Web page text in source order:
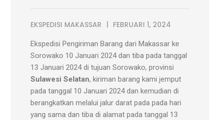
EKSPEDISI MAKASSAR FEBRUARI 1, 2024
Ekspedisi Pengiriman Barang dari Makassar ke
Sorowako 10 Januari 2024 dan tiba pada tanggal
13 Januari 2024 di tujuan Sorowako, provinsi
Sulawesi Selatan, kiriman barang kami jemput
pada tanggal 10 Januari 2024 dan kemudian di
berangkatkan melalui jalur darat pada pada hari
yang sama dan tiba di alamat pada tanggal 13